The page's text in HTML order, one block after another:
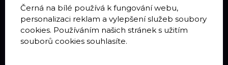
Černá na bílé používá k fungování webu,
personalizaci reklam a vylepšení služeb soubory
cookies. Používáním našich stránek s užitím
souborů cookies souhlasíte.
Sortiment
Kontrastní kartičky